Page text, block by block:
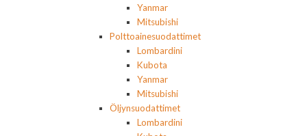
Yanmar
Mitsubishi
Polttoainesuodattimet
Lombardini
Kubota
Yanmar
Mitsubishi
Öljynsuodattimet
Lombardini